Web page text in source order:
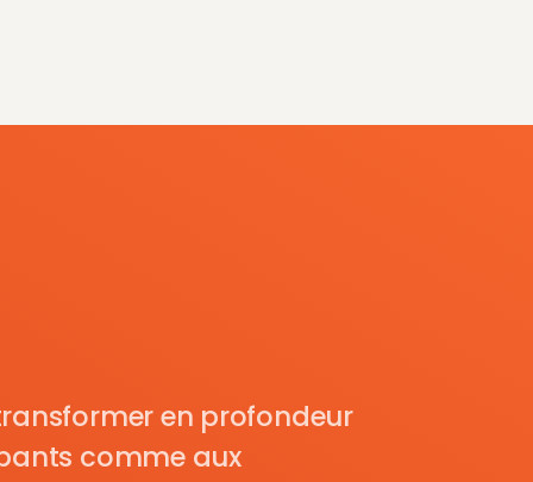
en profondeur
comme aux